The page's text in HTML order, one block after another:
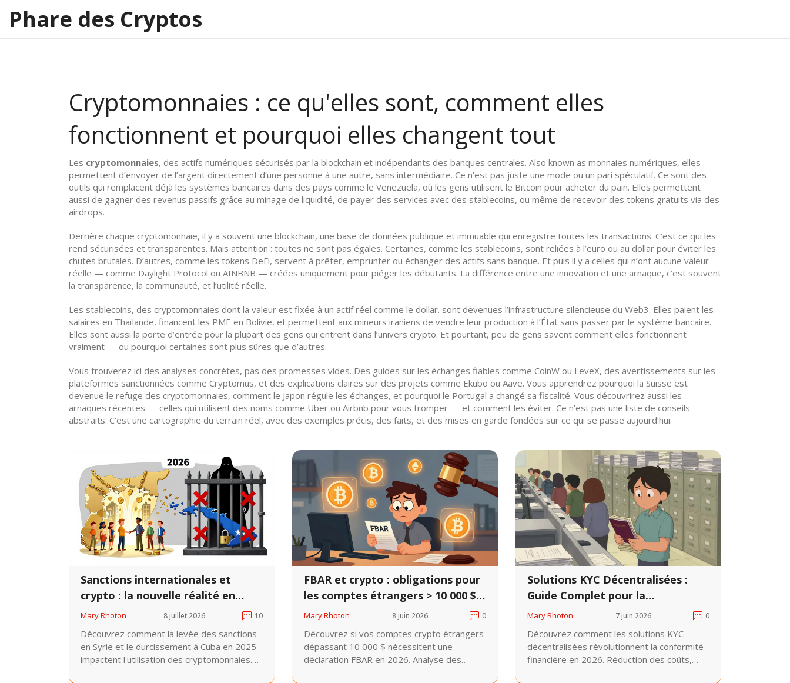
Phare des Cryptos
Cryptomonnaies : ce qu'elles sont, comment elles
fonctionnent et pourquoi elles changent tout
Les cryptomonnaies, des actifs numériques sécurisés par la blockchain et indépendants des banques centrales. Also known as monnaies numériques, elles
permettent d’envoyer de l’argent directement d’une personne à une autre, sans intermédiaire. Ce n’est pas juste une mode ou un pari spéculatif. Ce sont des
outils qui remplacent déjà les systèmes bancaires dans des pays comme le Venezuela, où les gens utilisent le Bitcoin pour acheter du pain. Elles permettent
aussi de gagner des revenus passifs grâce au minage de liquidité, de payer des services avec des stablecoins, ou même de recevoir des tokens gratuits via des
airdrops.
Derrière chaque cryptomonnaie, il y a souvent une blockchain, une base de données publique et immuable qui enregistre toutes les transactions. C’est ce qui les
rend sécurisées et transparentes. Mais attention : toutes ne sont pas égales. Certaines, comme les stablecoins, sont reliées à l’euro ou au dollar pour éviter les
chutes brutales. D’autres, comme les tokens DeFi, servent à prêter, emprunter ou échanger des actifs sans banque. Et puis il y a celles qui n’ont aucune valeur
réelle — comme Daylight Protocol ou AINBNB — créées uniquement pour piéger les débutants. La différence entre une innovation et une arnaque, c’est souvent
la transparence, la communauté, et l’utilité réelle.
Les stablecoins, des cryptomonnaies dont la valeur est fixée à un actif réel comme le dollar. sont devenues l’infrastructure silencieuse du Web3. Elles paient les
salaires en Thaïlande, financent les PME en Bolivie, et permettent aux mineurs iraniens de vendre leur production à l’État sans passer par le système bancaire.
Elles sont aussi la porte d’entrée pour la plupart des gens qui entrent dans l’univers crypto. Et pourtant, peu de gens savent comment elles fonctionnent
vraiment — ou pourquoi certaines sont plus sûres que d’autres.
Vous trouverez ici des analyses concrètes, pas des promesses vides. Des guides sur les échanges fiables comme CoinW ou LeveX, des avertissements sur les
plateformes sanctionnées comme Cryptomus, et des explications claires sur des projets comme Ekubo ou Aave. Vous apprendrez pourquoi la Suisse est
devenue le refuge des cryptomonnaies, comment le Japon régule les échanges, et pourquoi le Portugal a changé sa fiscalité. Vous découvrirez aussi les
arnaques récentes — celles qui utilisent des noms comme Uber ou Airbnb pour vous tromper — et comment les éviter. Ce n’est pas une liste de conseils
abstraits. C’est une cartographie du terrain réel, avec des exemples précis, des faits, et des mises en garde fondées sur ce qui se passe aujourd’hui.
Sanctions internationales et
crypto : la nouvelle réalité en
Syrie et à Cuba en 2026
Mary Rhoton 8 juillet 2026 10
Découvrez comment la levée des sanctions
en Syrie et le durcissement à Cuba en 2025
impactent l'utilisation des cryptomonnaies.
FBAR et crypto : obligations pour
les comptes étrangers > 10 000 $
en 2026
Mary Rhoton 8 juin 2026 0
Découvrez si vos comptes crypto étrangers
dépassant 10 000 $ nécessitent une
déclaration FBAR en 2026. Analyse des
Solutions KYC Décentralisées :
Guide Complet pour la
Conformité Blockchain en 2026
Mary Rhoton 7 juin 2026 0
Découvrez comment les solutions KYC
décentralisées révolutionnent la conformité
financière en 2026. Réduction des coûts,